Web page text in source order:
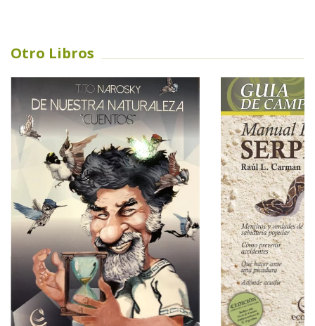
Otro Libros